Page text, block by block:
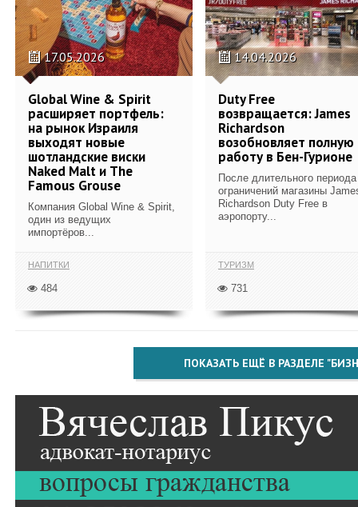
17.05.2026
Global Wine & Spirit
расширяет портфель:
на рынок Израиля
выходят новые
шотландские виски
Naked Malt и The
Famous Grouse
Компания Global Wine & Spirit,
один из ведущих
импортёров...
НАПИТКИ
484
14.04.2026
Duty Free
возвращается: James
Richardson
возобновляет полную
работу в Бен-Гурионе
После длительного периода
ограничений магазины
Richardson Duty Free в
аэропорту...
ТУРИЗМ
731
ПОКАЗАТЬ ЕЩЁ В РАЗДЕЛЕ